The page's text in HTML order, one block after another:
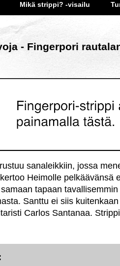
Mikä strippi? -visailu
- Fingerpori
sanaleikkiin, jossa
Heimolle pelkäävänsä
tapaan
Santtu ei siis
Carlos Santanaa.